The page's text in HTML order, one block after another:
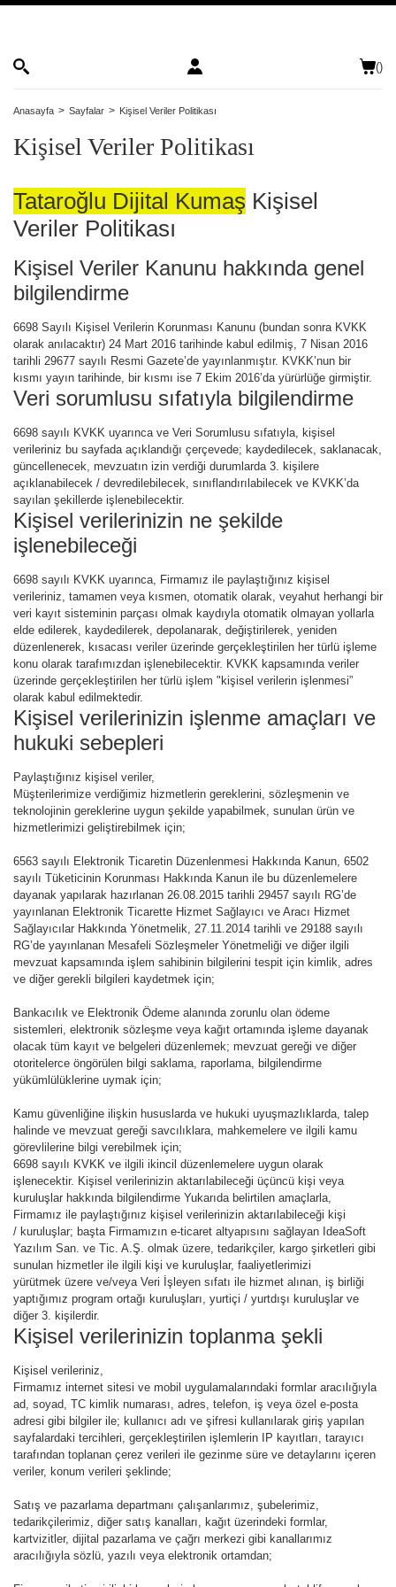
()
Anasayfa Sayfalar Kişisel Veriler Politikası
Kişisel Veriler Politikası
Tataroğlu Dijital Kumaş Kişisel
Veriler Politikası
Kişisel Veriler Kanunu hakkında genel
bilgilendirme
6698 Sayılı Kişisel Verilerin Korunması Kanunu (bundan sonra KVKK
olarak anılacaktır) 24 Mart 2016 tarihinde kabul edilmiş, 7 Nisan 2016
tarihli 29677 sayılı Resmi Gazete’de yayınlanmıştır. KVKK’nun bir
kısmı yayın tarihinde, bir kısmı ise 7 Ekim 2016’da yürürlüğe girmiştir.
Veri sorumlusu sıfatıyla bilgilendirme
6698 sayılı KVKK uyarınca ve Veri Sorumlusu sıfatıyla, kişisel
verileriniz bu sayfada açıklandığı çerçevede; kaydedilecek, saklanacak,
güncellenecek, mevzuatın izin verdiği durumlarda 3. kişilere
açıklanabilecek / devredilebilecek, sınıflandırılabilecek ve KVKK’da
sayılan şekillerde işlenebilecektir.
Kişisel verilerinizin ne şekilde
işlenebileceği
6698 sayılı KVKK uyarınca, Firmamız ile paylaştığınız kişisel
verileriniz, tamamen veya kısmen, otomatik olarak, veyahut herhangi bir
veri kayıt sisteminin parçası olmak kaydıyla otomatik olmayan yollarla
elde edilerek, kaydedilerek, depolanarak, değiştirilerek, yeniden
düzenlenerek, kısacası veriler üzerinde gerçekleştirilen her türlü işleme
konu olarak tarafımızdan işlenebilecektir. KVKK kapsamında veriler
üzerinde gerçekleştirilen her türlü işlem "kişisel verilerin işlenmesi”
olarak kabul edilmektedir.
Kişisel verilerinizin işlenme amaçları ve
hukuki sebepleri
Paylaştığınız kişisel veriler,
Müşterilerimize verdiğimiz hizmetlerin gereklerini, sözleşmenin ve
teknolojinin gereklerine uygun şekilde yapabilmek, sunulan ürün ve
hizmetlerimizi geliştirebilmek için;
6563 sayılı Elektronik Ticaretin Düzenlenmesi Hakkında Kanun, 6502
sayılı Tüketicinin Korunması Hakkında Kanun ile bu düzenlemelere
dayanak yapılarak hazırlanan 26.08.2015 tarihli 29457 sayılı RG’de
yayınlanan Elektronik Ticarette Hizmet Sağlayıcı ve Aracı Hizmet
Sağlayıcılar Hakkında Yönetmelik, 27.11.2014 tarihli ve 29188 sayılı
RG’de yayınlanan Mesafeli Sözleşmeler Yönetmeliği ve diğer ilgili
mevzuat kapsamında işlem sahibinin bilgilerini tespit için kimlik, adres
ve diğer gerekli bilgileri kaydetmek için;
Bankacılık ve Elektronik Ödeme alanında zorunlu olan ödeme
sistemleri, elektronik sözleşme veya kağıt ortamında işleme dayanak
olacak tüm kayıt ve belgeleri düzenlemek; mevzuat gereği ve diğer
otoritelerce öngörülen bilgi saklama, raporlama, bilgilendirme
yükümlülüklerine uymak için;
Kamu güvenliğine ilişkin hususlarda ve hukuki uyuşmazlıklarda, talep
halinde ve mevzuat gereği savcılıklara, mahkemelere ve ilgili kamu
görevlilerine bilgi verebilmek için;
6698 sayılı KVKK ve ilgili ikincil düzenlemelere uygun olarak
işlenecektir. Kişisel verilerinizin aktarılabileceği üçüncü kişi veya
kuruluşlar hakkında bilgilendirme Yukarıda belirtilen amaçlarla,
Firmamız ile paylaştığınız kişisel verilerinizin aktarılabileceği kişi
/ kuruluşlar; başta Firmamızın e-ticaret altyapısını sağlayan IdeaSoft
Yazılım San. ve Tic. A.Ş. olmak üzere, tedarikçiler, kargo şirketleri gibi
sunulan hizmetler ile ilgili kişi ve kuruluşlar, faaliyetlerimizi
yürütmek üzere ve/veya Veri İşleyen sıfatı ile hizmet alınan, iş birliği
yaptığımız program ortağı kuruluşları, yurtiçi / yurtdışı kuruluşlar ve
diğer 3. kişilerdir.
Kişisel verilerinizin toplanma şekli
Kişisel verileriniz,
Firmamız internet sitesi ve mobil uygulamalarındaki formlar aracılığıyla
ad, soyad, TC kimlik numarası, adres, telefon, iş veya özel e-posta
adresi gibi bilgiler ile; kullanıcı adı ve şifresi kullanılarak giriş yapılan
sayfalardaki tercihleri, gerçekleştirilen işlemlerin IP kayıtları, tarayıcı
tarafından toplanan çerez verileri ile gezinme süre ve detaylarını içeren
veriler, konum verileri şeklinde;
Satış ve pazarlama departmanı çalışanlarımız, şubelerimiz,
tedarikçilerimiz, diğer satış kanalları, kağıt üzerindeki formlar,
kartvizitler, dijital pazarlama ve çağrı merkezi gibi kanallarımız
aracılığıyla sözlü, yazılı veya elektronik ortamdan;